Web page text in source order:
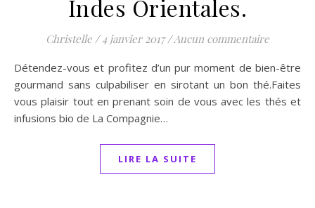
Indes Orientales.
Christelle / 4 janvier 2017 /Aucun commentaire
Détendez-vous et profitez d’un pur moment de bien-être
gourmand sans culpabiliser en sirotant un bon thé.Faites
vous plaisir tout en prenant soin de vous avec les thés et
infusions bio de La Compagnie…
LIRE LA SUITE